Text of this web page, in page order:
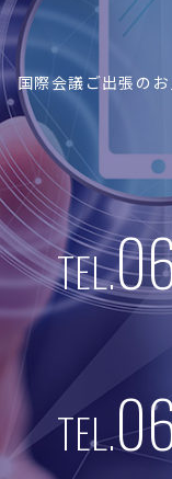
国際会議ご出張の
TEL.
TEL.